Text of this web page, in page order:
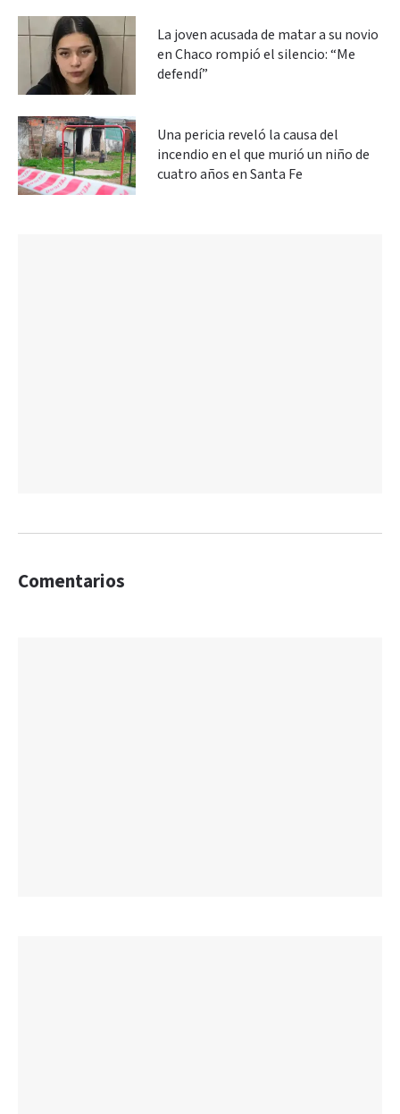
La joven acusada de matar a su novio
en Chaco rompió el silencio: “Me
defendí”
Una pericia reveló la causa del
incendio en el que murió un niño de
cuatro años en Santa Fe
Comentarios